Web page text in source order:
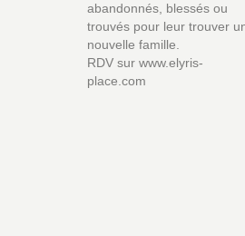
abandonnés, blessés ou
trouvés pour leur trouver
nouvelle famille.
RDV sur www.elyris-
place.com